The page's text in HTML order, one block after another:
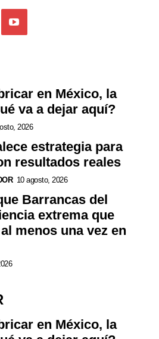
en México, la
va a dejar aquí?
2026
estrategia para
resultados reales
10 agosto, 2026
Barrancas del
extrema que
menos una vez en
en México, la